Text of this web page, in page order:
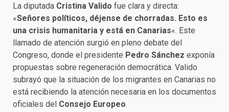
La diputada Cristina Valido fue clara y directa:
«Señores políticos, déjense de chorradas. Esto es
una crisis humanitaria y está en Canarias«. Este
llamado de atención surgió en pleno debate del
Congreso, donde el presidente Pedro Sánchez exponía
propuestas sobre regeneración democrática. Valido
subrayó que la situación de los migrantes en Canarias no
está recibiendo la atención necesaria en los documentos
oficiales del Consejo Europeo.